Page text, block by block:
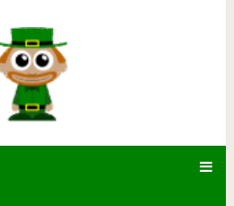
Уиттиер: город в одном…